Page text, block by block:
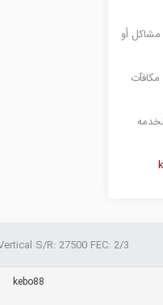
مشاکل أو
S/R: 27500 FEC: 2/3
kebo88